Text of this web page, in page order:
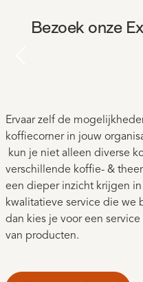
Bezoek onze
Ervaar zelf de
koffiecorner in jouw
kun je niet alleen diverse
verschillende koffie- &
een dieper inzicht krijgen
kwalitatieve service die we
dan kies je voor een
van producten.